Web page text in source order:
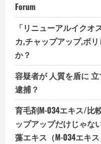
Forum
「リニューアルイクオ
カ,チャップアップ,ポ
か？
容疑者が 人質を盾に
逮捕？
育毛剤M-034エキス/比
ップアップだけじゃな
藻エキス（M-034エキ